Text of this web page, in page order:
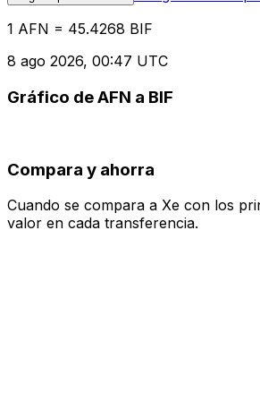
1 AFN = 45.4268 BIF
8 ago 2026, 00:47 UTC
Gráfico de AFN a BIF
Compara y ahorra
Cuando se compara a Xe con los
valor en cada transferencia.